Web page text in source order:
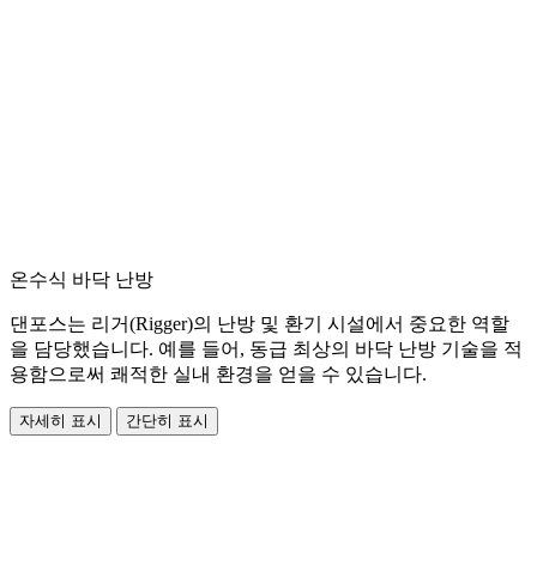
온수식 바닥 난방
댄포스는 리거(Rigger)의 난방 및 환기 시설에서 중요한 역할
을 담당했습니다. 예를 들어, 동급 최상의 바닥 난방 기술을 적
용함으로써 쾌적한 실내 환경을 얻을 수 있습니다.
자세히 표시 간단히 표시